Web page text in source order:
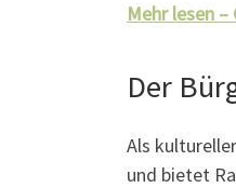
Mehr lesen
Der
Als
und bietet